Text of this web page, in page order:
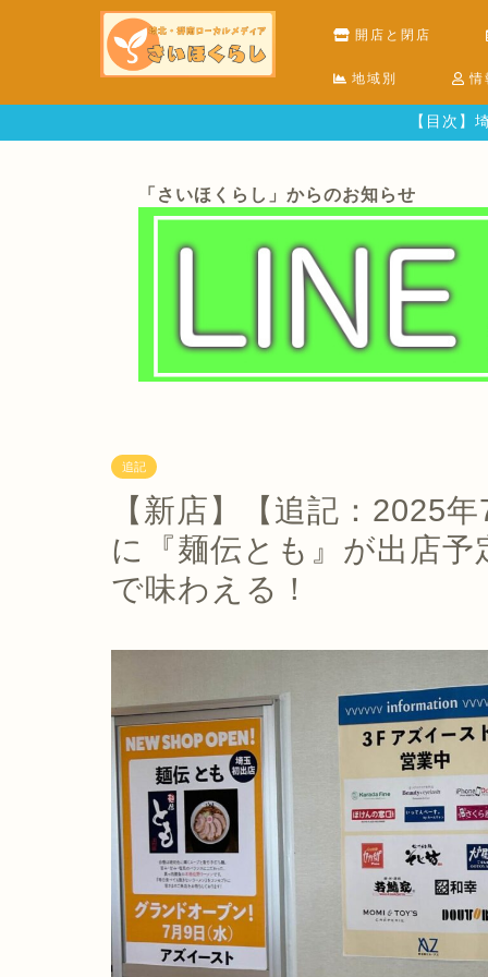
開店と閉店
地域別 情
【目次】
「さいほくらし」からのお知らせ
追記
【新店】【追記：2025
に『麺伝とも』が出店
で味わえる！